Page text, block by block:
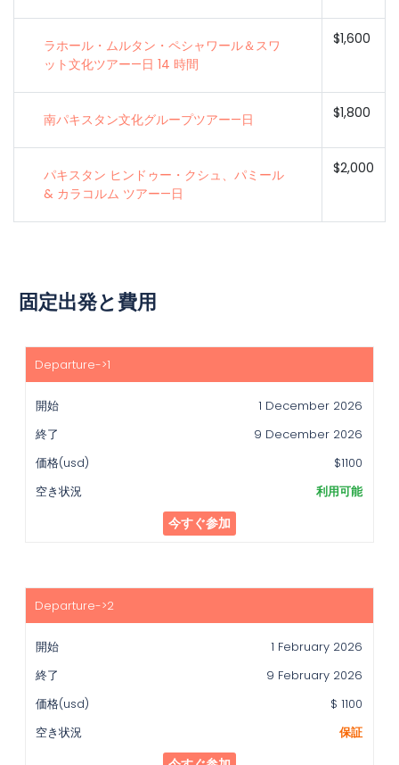
ラホール・ムルタン・ペシャワール＆スワ
ット文化ツアー—日 14 時間
$1,600
南パキスタン文化グループツアー—日 $1,800
パキスタン ヒンドゥー・クシュ、パミール
& カラコルム ツアー—日
$2,000
固定出発と費用
開
始
終
了
価
格
(usd)
1 December 2026
9 December 2026
$1100
利用可能
今すぐ参加
1 February 2026
9 February 2026
$ 1100
保証